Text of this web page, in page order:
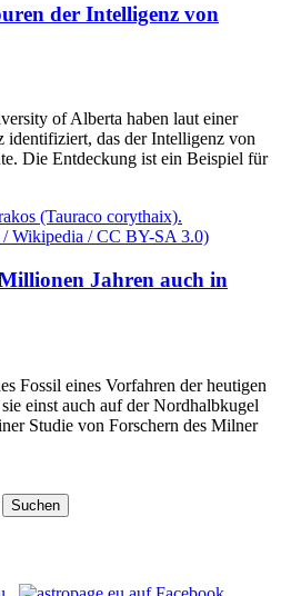
der Intelligenz von
of Alberta haben laut einer
identifiziert, das der Intelligenz von
Die Entdeckung ist ein Beispiel für
Jahren auch in
Fossil eines Vorfahren der heutigen
einst auch auf der Nordhalbkugel
Studie von Forschern des Milner